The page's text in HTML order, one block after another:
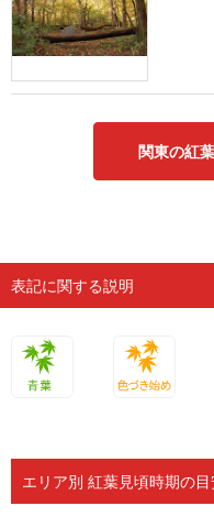
関東の紅
表記に関する説明
エリア別 紅葉見頃時期の